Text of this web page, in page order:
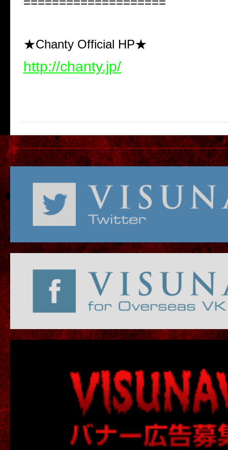
★Chanty Official HP★
http://chanty.jp/